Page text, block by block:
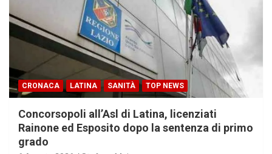
CRONACA LATINA SANITÀ TOP NEWS
Concorsopoli all’Asl di Latina, licenziati
Rainone ed Esposito dopo la sentenza di primo
grado